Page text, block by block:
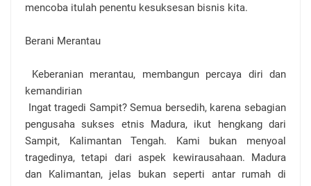
mencoba itulah penentu kesuksesan bisnis kita.
Berani Merantau
Keberanian merantau, membangun percaya diri dan
kemandirian
Ingat tragedi Sampit? Semua bersedih, karena sebagian
pengusaha sukses etnis Madura, ikut hengkang dari
Sampit, Kalimantan Tengah. Kami bukan menyoal
tragedinya, tetapi dari aspek kewirausahaan. Madura
dan Kalimantan, jelas bukan seperti antar rumah di